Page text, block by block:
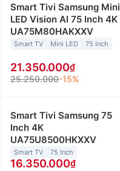
Smart Tivi Samsung Mini
LED Vision AI 75 Inch 4K
UA75M80HAKXXV
Smart TV Mini LED 75 Inch
21.350.000
25.250.000-15%
Smart Tivi Samsung 75
Inch 4K
UA75U8500HKXXV
Smart TV 75 Inch
16.350.000